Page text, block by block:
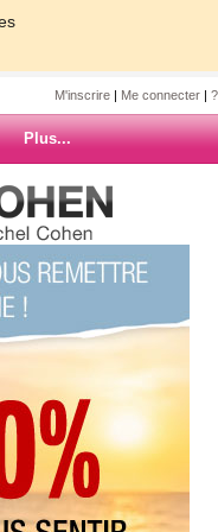
M'inscrire | Me connecter |
Plus...